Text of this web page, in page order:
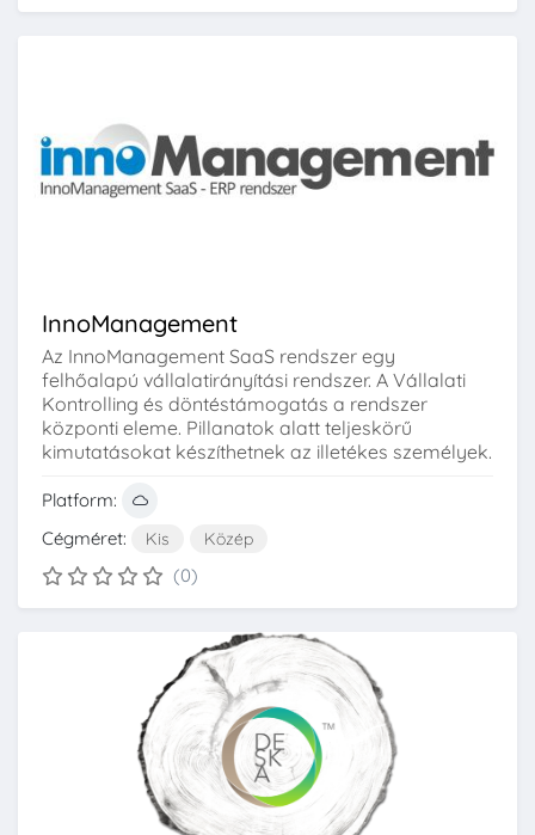
InnoManagement
Az InnoManagement SaaS rendszer egy
felhőalapú vállalatirányítási rendszer. A Vállalati
Kontrolling és döntéstámogatás a rendszer
központi eleme. Pillanatok alatt teljeskörű
kimutatásokat készíthetnek az illetékes személyek.
Platform:
Cégméret:
Kis Közép
(0)